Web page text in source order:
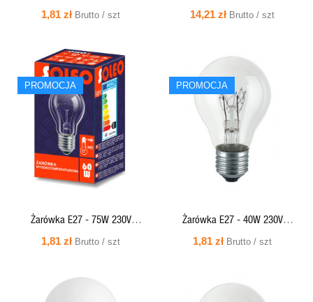
WYSOKOTEMPERATUROWA SOLEO
1,81 zł Brutto / szt
E27 R123 clear IR1 - PRO-1862
14,21 zł Brutto / szt
PROMOCJASZYBKI
PODGLĄD
Żarówka E27 - 75W 230V
WYSOKOTEMPERATUROWA SOLEO
1,81 zł Brutto / szt
PROMOCJASZYBKI
PODGLĄD
Żarówka E27 - 40W 230V
WYSOKOTEMPERATUROWA SOLEO
1,81 zł Brutto / szt